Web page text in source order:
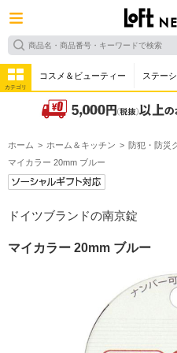
カテゴリ
コスメ＆ビューティー ステー
ホーム ホーム＆キッチン 防犯・防災
マイカラー 20mm ブルー
ドイツブランドの南京錠
マイカラー 20mm ブルー